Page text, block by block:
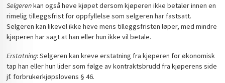
Selgerenkan også heve kjøpet dersom kjøperen ikke betaler innen en
rimelig tilleggsfrist for oppfyllelse som selgeren har fastsatt.
Selgeren kan likevel ikke heve mens tilleggsfristen løper, med mindre
kjøperen har sagt at han eller hun ikke vil betale.
Erstatning: Selgeren kan kreve erstatning fra kjøperen for økonomisk
tap han eller hun lider som følge av kontraktsbrudd fra kjøperens side
jf. forbrukerkjøpslovens § 46.